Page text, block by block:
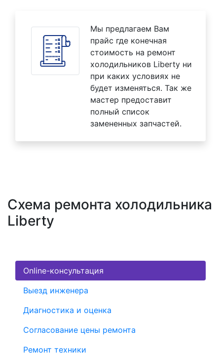
Мы предлагаем Вам
прайс где конечная
стоимость на ремонт
холодильников Liberty ни
при каких условиях не
будет изменяться. Так же
мастер предоставит
полный список
замененных запчастей.
Схема ремонта холодильника
Liberty
Online-консультация
Выезд инженера
Диагностика и оценка
Согласование цены ремонта
Ремонт техники